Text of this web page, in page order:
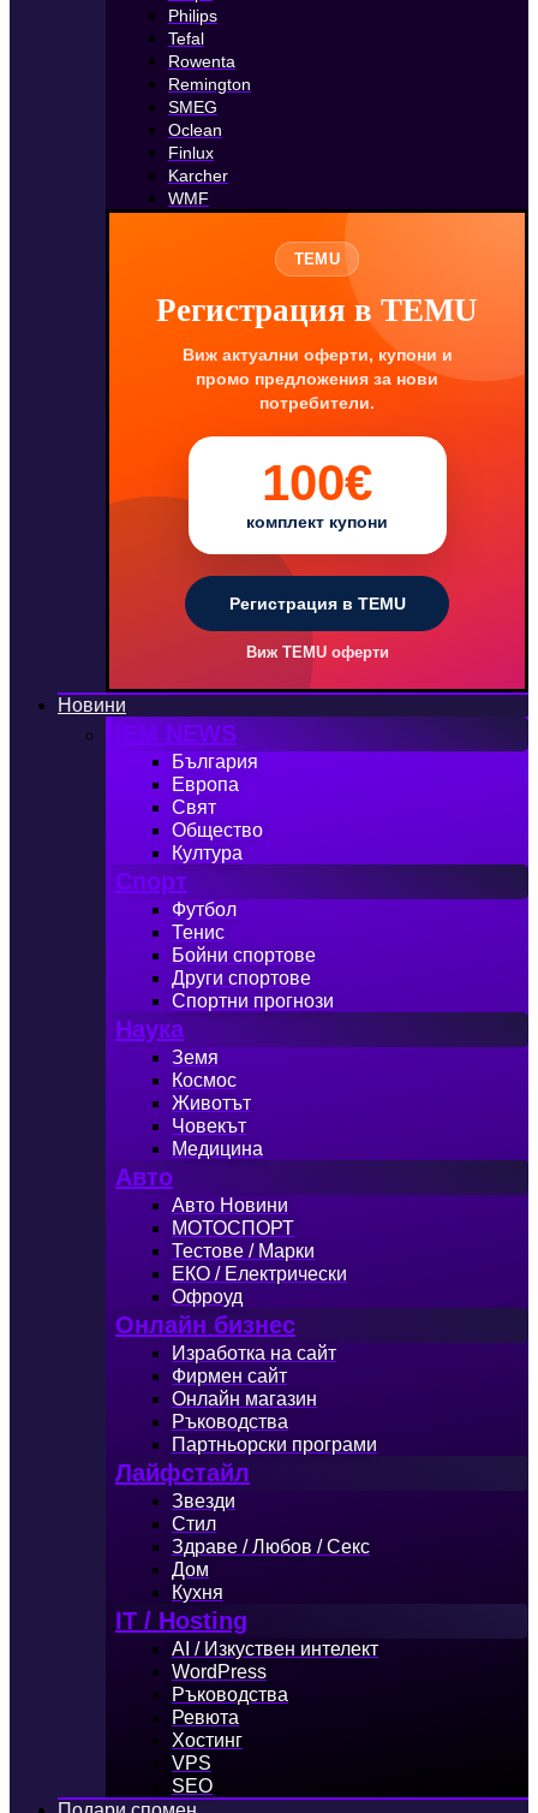
Philips
Tefal
Rowenta
Remington
SMEG
Oclean
Finlux
Karcher
WMF
TEMU
Регистрация в TEMU
Виж актуални оферти, купони и
промо предложения за нови
потребители.
100€
комплект купони
Регистрация в TEMU
Виж TEMU оферти
Новини
iEM NEWS
България
Европа
Свят
Общество
Култура
Спорт
Футбол
Тенис
Бойни спортове
Други спортове
Спортни прогнози
Наука
Земя
Космос
Животът
Човекът
Медицина
Авто
Авто Новини
МОТОСПОРТ
Тестове / Марки
ЕКО / Електрически
Офроуд
Онлайн бизнес
Изработка на сайт
Фирмен сайт
Онлайн магазин
Ръководства
Партньорски програми
Лайфстайл
Звезди
Стил
Здраве / Любов / Секс
Дом
Кухня
IT / Hosting
AI / Изкуствен интелект
WordPress
Ръководства
Ревюта
Хостинг
VPS
SEO